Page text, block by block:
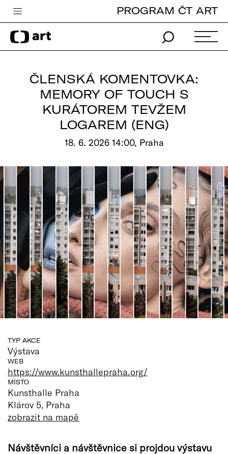
Česká televize
Zpravodajství
TV program
Vše o ČT
PROGRAM ČT ART
ČLENSKÁ KOMENTOVKA:
MEMORY OF TOUCH S
KURÁTOREM TEVŽEM
LOGAREM (ENG)
18. 6. 2026 14:00, Praha
TYP AKCE
Výstava
WEB
https://www.kunsthallepraha.org/
MÍSTO
Kunsthalle Praha
Klárov 5, Praha
zobrazit na mapě
Návštěvníci a návštěvnice si projdou výstavu